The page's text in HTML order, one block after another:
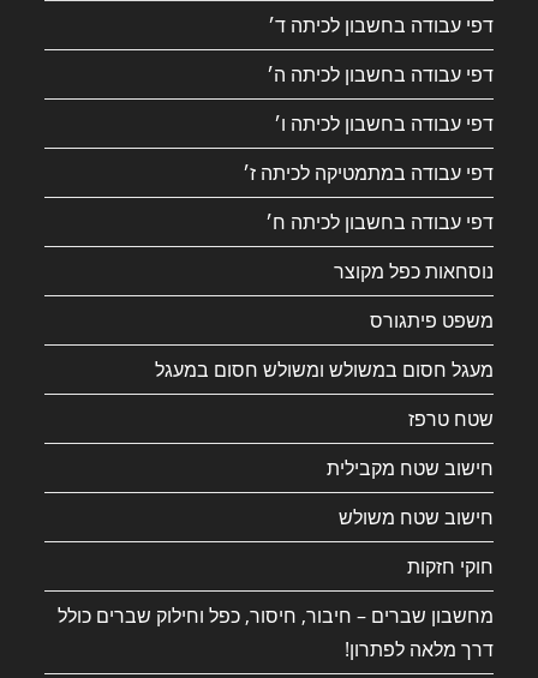
דפי עבודה בחשבון לכיתה ד׳
דפי עבודה בחשבון לכיתה ה׳
דפי עבודה בחשבון לכיתה ו׳
דפי עבודה במתמטיקה לכיתה ז׳
דפי עבודה בחשבון לכיתה ח׳
נוסחאות כפל מקוצר
משפט פיתגורס
מעגל חסום במשולש ומשולש חסום במעגל
שטח טרפז
חישוב שטח מקבילית
חישוב שטח משולש
חוקי חזקות
מחשבון שברים – חיבור, חיסור, כפל וחילוק שברים כולל
דרך מלאה לפתרון!